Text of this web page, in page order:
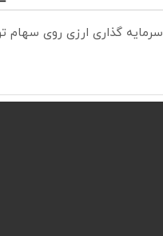
سرمایه گذاری ارزی روی سهام